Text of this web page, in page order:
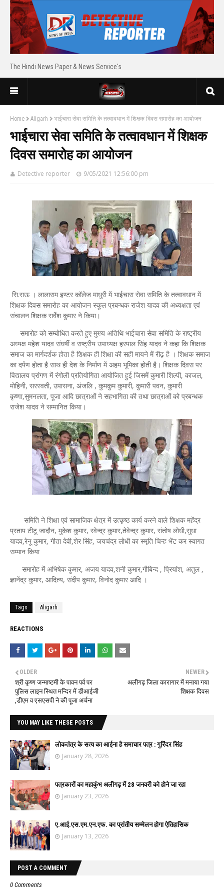
The Hindi News Paper & News Service's
Home Aligarh भाईचारा सेवा समिति के तत्वावधान में शिक्षक दिवस समारोह का आयोजन
भाईचारा सेवा समिति के तत्वावधान में शिक्षक
दिवस समारोह का आयोजन
Detective reporter 9/05/2021 12:56:00 pm
सि.राऊ । लालाराम इण्टर कॉलेज माधुरी में भाईचारा सेवा समिति के तत्वावधान में
शिक्षक दिवस समारोह का आयोजन स्कूल प्रबन्धक राजेश यादव की अध्यक्षता एवं
संचालन शिक्षक सर्वेश कुमार ने किया।
समारोह को सम्बोधित करते हुए मुख्य अतिथि भाईचारा सेवा समिति के राष्ट्रीय
अध्यक्ष महेश यादव संघर्षी व राष्ट्रीय उपाध्यक्ष हरपाल सिंह यादव ने कहा कि शिक्षक
समाज का मार्गदर्शक होता है शिक्षक ही शिक्षा की सही मायने में रीढ़ है । शिक्षक समाज
का दर्पण होता है साथ ही देश के निर्माण में अहम भूमिका होती है। शिक्षक दिवस पर
विद्यालय प्रांगण में रंगोली प्रतियोगिता आयोजित हुई जिसमें कुमारी शिल्पी, काजल,
मोहिनी, सरस्वती, उपासना, अंजलि , कुमकुम कुमारी, कुमारी पवन, कुमारी
कृष्णा,सुमनलता, पूजा आदि छात्राओं ने सहभागिता की तथा छात्राओं को प्रबन्धक
राजेश यादव ने सम्मानित किया।
समिति ने शिक्षा एवं सामाजिक क्षेत्र में उत्कृष्ठ कार्य करने वाले शिक्षक महेंद्र
प्रताप टीटू जादौन, मुकेश कुमार, रवेन्द्र कुमार,तेवेन्द्र कुमार, संतोष लोधी,सुधा
यादव,रेनू कुमार, गीता देवी,शेर सिंह, जयचंद्र लोधी का स्मृति चिन्ह भेंट कर स्वागत
सम्मान किया
समारोह में अभिषेक कुमार, अजय यादव,शनी कुमार,गौबिन्द , प्रियांश, अतुल ,
ज्ञानेंद्र कुमार, आदित्य, संदीप कुमार, विनोद कुमार आदि ।
Tags Aligarh
REACTIONS
NEWER
अलीगढ़ जिला कारागार में मनाया गया
शिक्षक दिवस
OLDER
श्री कृष्ण जन्माष्टमी के पावन पर्व पर
पुलिस लाइन स्थित मन्दिर में डीआईजी
,डीएम व एसएसपी ने की पूजा अर्चना
YOU MAY LIKE THESE POSTS
लोकतंत्र के सत्य का आईना है समाचार पत्र : गुरिंदर सिंह
January 28, 2026
पत्रकारों का महाकुंभ अलीगढ़ में 28 जनवरी को होने जा रहा
January 23, 2026
ए.आई.एस.एम.एन.एफ. का प्रांतीय सम्मेलन होगा ऐतिहासिक
January 13, 2026
POST A COMMENT
0 Comments